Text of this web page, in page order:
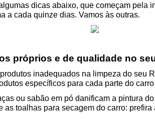
dicas abaixo, que começam pela
a cada quinze dias. Vamos às outras.
próprios e de qualidade no
inadequados na limpeza do seu
específicos para cada parte do
ou sabão em pó danificam a pintura
as toalhas para secagem do carro: